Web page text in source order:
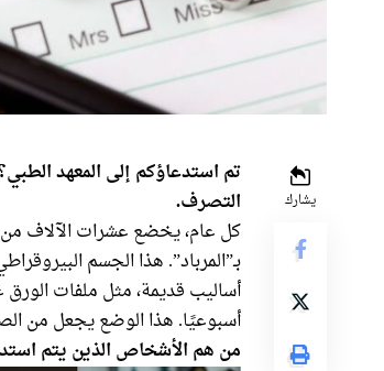
يشارك
تم استدعاؤكم إلى المعهد
التصرف.
كل عام، يخضع عشرات الآلاف من
بـ”المرباد”. هذا الجسم
أساليب قديمة، مثل ملفات الورق
أسبوعيًا. هذا الوضع يجعل من
من هم الأشخاص الذين يتم